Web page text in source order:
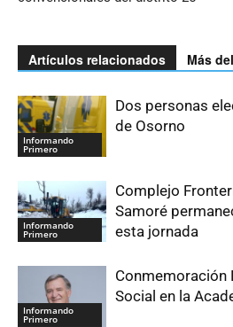
Artículos relacionados Más
Informando
Primero
Dos personas
de Osorno
Informando
Primero
Complejo
Samoré
esta jornada
Informando
Primero
Conmemoración
Social en la